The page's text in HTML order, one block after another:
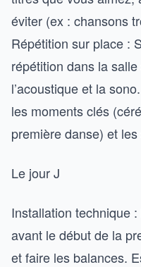
éviter (ex : chansons
Répétition sur place :
répétition dans la
l’acoustique et la
les moments clés
première danse) et
Le jour J
Installation technique
avant le début de la
et faire les balances.